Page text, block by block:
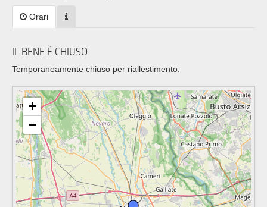
Orari
IL BENE È CHIUSO
Temporaneamente chiuso per riallestimento.
+
−